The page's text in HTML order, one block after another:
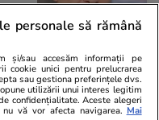
personale să rămână
și/sau accesăm informații pe
cookie unici pentru prelucrarea
sau gestiona preferințele dvs.
utilizării unui interes legitim
confidențialitate. Aceste alegeri
vă vor afecta navigarea. Mai